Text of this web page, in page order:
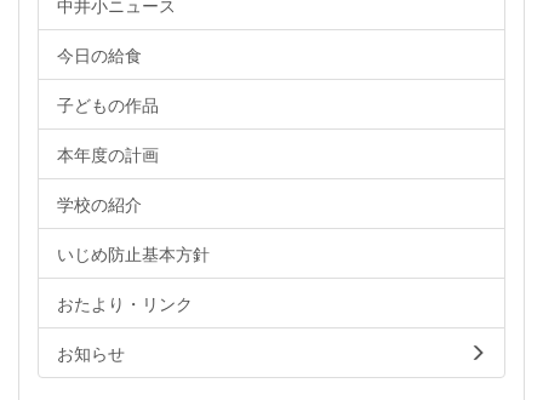
中井小ニュース
今日の給食
子どもの作品
本年度の計画
学校の紹介
いじめ防止基本方針
おたより・リンク
お知らせ